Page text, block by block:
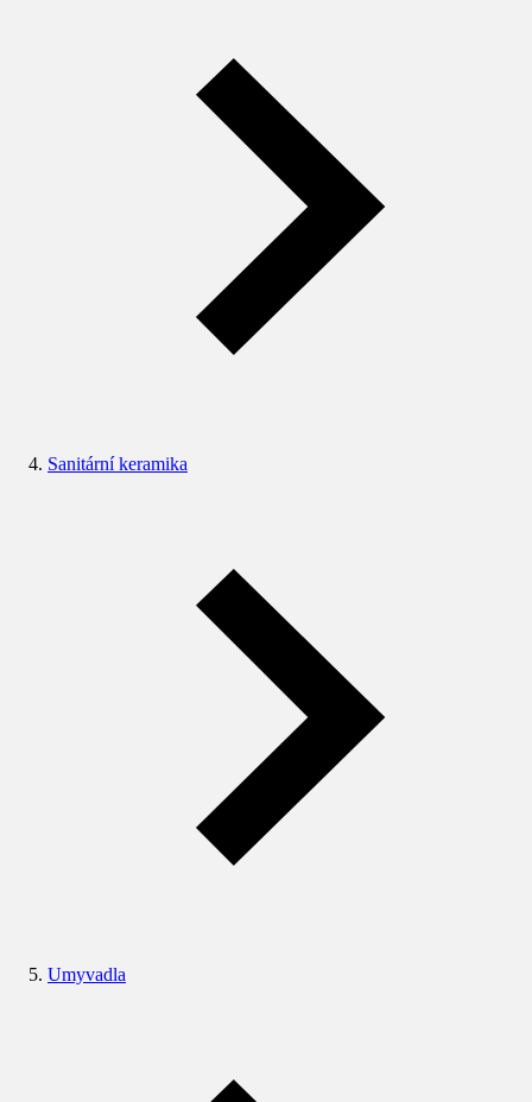
Sanitární keramika
Umyvadla